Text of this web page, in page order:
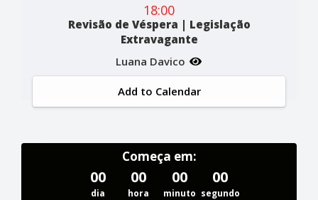
18:00
Revisão de Véspera | Legislação
Extravagante
Luana Davico
Add to Calendar
Começa em:
00
dia
00
hora
00
minuto
00
segundo